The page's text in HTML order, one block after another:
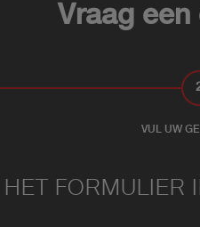
Vraag
VUL UW
FORMULIER